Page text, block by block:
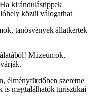
kirándulástippek
közül válogathat.
tanösvények állatkertek
Múzeumok,
élményfürdőben szeretne
is megtalálhatók turisztikai